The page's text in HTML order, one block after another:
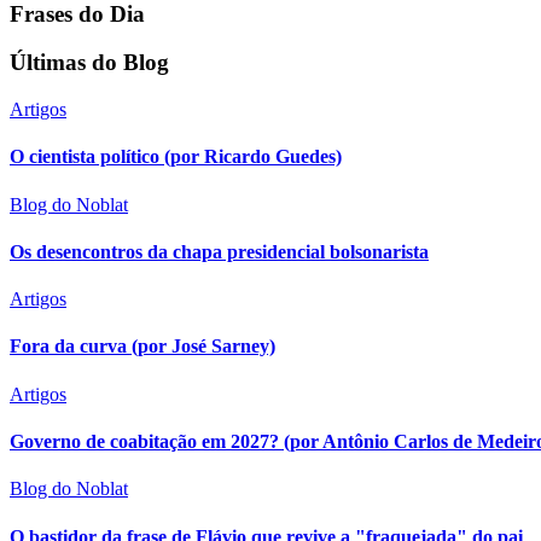
Frases do Dia
Últimas do Blog
Artigos
O cientista político (por Ricardo Guedes)
Blog do Noblat
Os desencontros da chapa presidencial bolsonarista
Artigos
Fora da curva (por José Sarney)
Artigos
Governo de coabitação em 2027? (por Antônio Carlos de
Blog do Noblat
O bastidor da frase de Flávio que revive a "fraquejada" do pai